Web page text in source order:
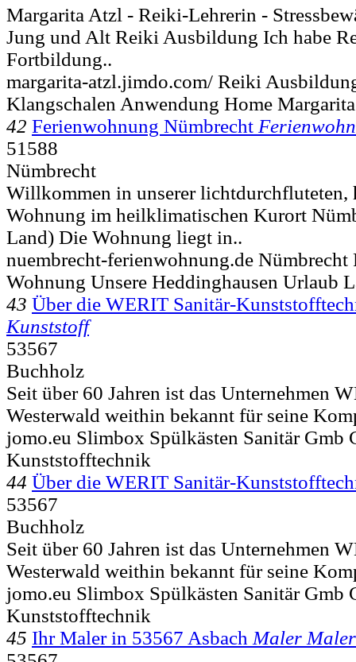
Margarita Atzl - Reiki-Lehrerin -
Jung und Alt Reiki Ausbildung Ich habe
Fortbildung..
margarita-atzl.jimdo.com/ Reiki
Klangschalen Anwendung Home
42 Ferienwohnung Nümbrecht
51588
Nümbrecht
Willkommen in unserer lichtdurchfluteten,
Wohnung im heilklimatischen Kurort
Land) Die Wohnung liegt in..
nuembrecht-ferienwohnung.de Nümbrecht
Wohnung Unsere Heddinghausen Urlaub
43 Über die WERIT Sanitär-
Kunststoff
53567
Buchholz
Seit über 60 Jahren ist das Unternehmen
Westerwald weithin bekannt für seine
jomo.eu Slimbox Spülkästen Sanitär Gmb
Kunststofftechnik
44 Über die WERIT Sanitär-
53567
Buchholz
Seit über 60 Jahren ist das Unternehmen
Westerwald weithin bekannt für seine
jomo.eu Slimbox Spülkästen Sanitär Gmb
Kunststofftechnik
45 Ihr Maler in 53567 Asbach Maler